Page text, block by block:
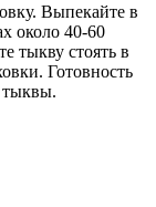
Выпекайте в
около 40-60
тыкву стоять в
Готовность
тыквы.